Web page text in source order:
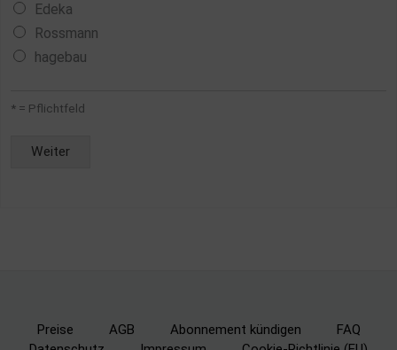
Edeka
Rossmann
hagebau
* = Pflichtfeld
Weiter
Preise AGB Abonnement kündigen
FAQ